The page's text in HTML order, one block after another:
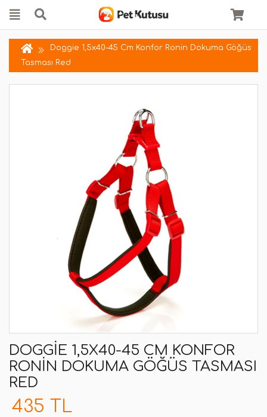
Doggie 1,5x40-45 Cm Konfor Ronin Dokuma Göğüs
Tasması Red
DOGGIE 1,5X40-45 CM KONFOR
RONIN DOKUMA GÖĞÜS TASMASI
RED
435 TL